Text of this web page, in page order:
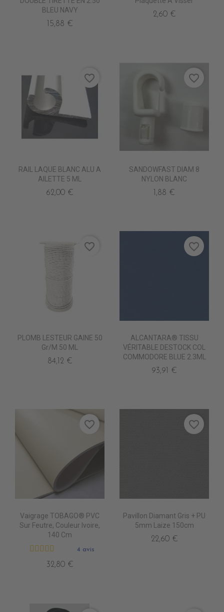
BLEU NAVY
15,88 €
2,60 €
RAIL LAQUE BLANC ALU A
AILETTE 5 ML
62,00 €
favorite_border
SANDOWFAST DIAM 8
NYLON BLANC
1,88 €
favorite_border
PLOMB LESTEUR GAINE 50
Gr/m 50 ML
84,12 €
favorite_border
ALCANTARA® TISSU
VÉRITABLE DESTOCK COL
COMMODORE BLUE 2.3ML
93,91 €
favorite_border
Vaigrage TOBAGO® PVC
Sur Feutre, Couleur Ivoire,
140 Cm
4 avis
32,80 €
favorite_border
Pavillon Diamant Gris + PU
5mm Laize 150cm
22,60 €
favorite_border